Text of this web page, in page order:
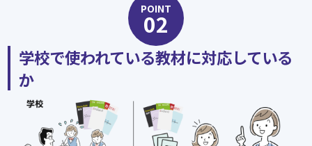
POINT
02
学校で使われている教材に対応している
か